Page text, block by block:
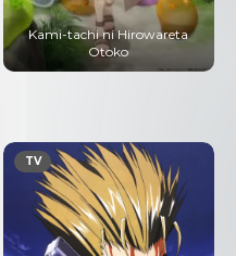
Kami-tachi ni Hirowareta
Otoko
TV